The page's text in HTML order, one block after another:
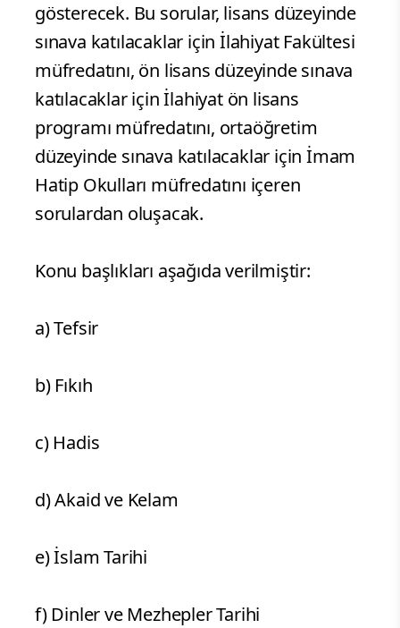
gösterecek. Bu sorular, lisans düzeyinde
sınava katılacaklar için İlahiyat Fakültesi
müfredatını, ön lisans düzeyinde sınava
katılacaklar için İlahiyat ön lisans
programı müfredatını, ortaöğretim
düzeyinde sınava katılacaklar için İmam
Hatip Okulları müfredatını içeren
sorulardan oluşacak.
Konu başlıkları aşağıda verilmiştir:
a) Tefsir
b) Fıkıh
c) Hadis
d) Akaid ve Kelam
e) İslam Tarihi
f) Dinler ve Mezhepler Tarihi